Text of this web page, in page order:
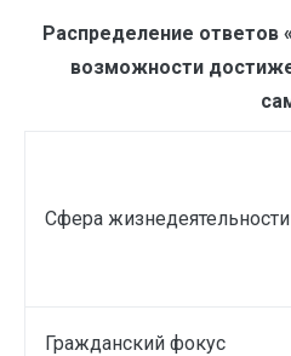
Распределение ответов
возможности
Сфера жизнедеятельности
Гражданский фокус